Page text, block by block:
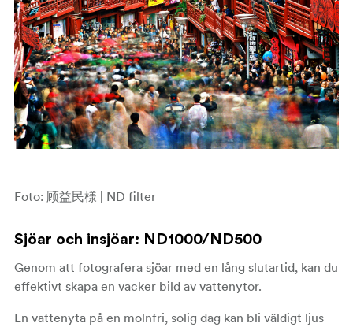
Foto: 顾益民様 | ND filter
Sjöar och insjöar: ND1000/ND500
Genom att fotografera sjöar med en lång slutartid, kan du
effektivt skapa en vacker bild av vattenytor.
En vattenyta på en molnfri, solig dag kan bli väldigt ljus